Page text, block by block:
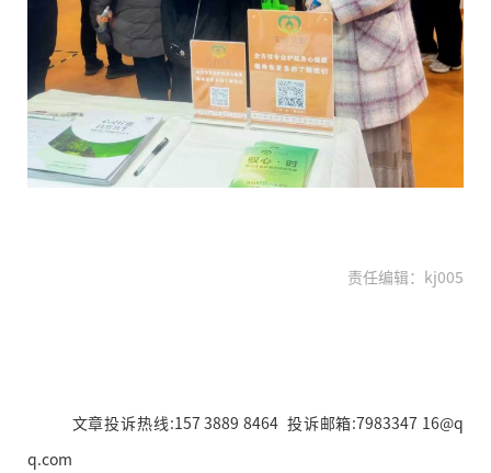
责任编辑：kj005
文章投诉热线:157 3889 8464 投诉邮箱:7983347 16@q
q.com